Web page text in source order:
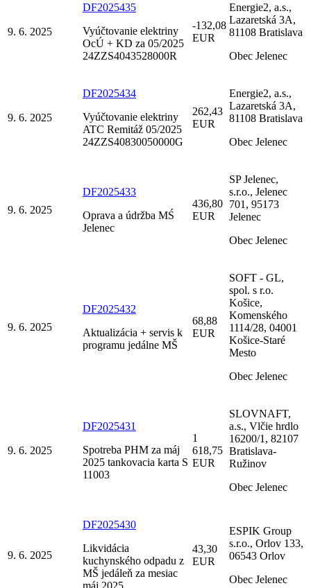
9. 6. 2025
DF2025435
Vyúčtovanie elektriny
OcÚ + KD za 05/2025
24ZZS4043528000R
-132,08
EUR
Energie2, a.s.,
Lazaretská 3A,
81108 Bratislava
Obec Jelenec
9. 6. 2025
DF2025434
Vyúčtovanie elektriny
ATC Remitáž 05/2025
24ZZS40830050000G
262,43
EUR
Energie2, a.s.,
Lazaretská 3A,
81108 Bratislava
Obec Jelenec
9. 6. 2025
DF2025433
Oprava a údržba MŚ
Jelenec
436,80
EUR
SP Jelenec,
s.r.o., Jelenec
701, 95173
Jelenec
Obec Jelenec
9. 6. 2025
DF2025432
Aktualizácia + servis k
programu jedálne MŠ
68,88
EUR
SOFT - GL,
spol. s r.o.
Košice,
Komenského
1114/28, 04001
Košice-Staré
Mesto
Obec Jelenec
9. 6. 2025
DF2025431
Spotreba PHM za máj
2025 tankovacia karta S
11003
1
618,75
EUR
SLOVNAFT,
a.s., Vlčie hrdlo
16200/1, 82107
Bratislava-
Ružinov
Obec Jelenec
9. 6. 2025
DF2025430
Likvidácia
kuchynského odpadu z
MŠ jedáleň za mesiac
máj 2025
43,30
EUR
ESPIK Group
s.r.o., Orlov 133,
06543 Orlov
Obec Jelenec